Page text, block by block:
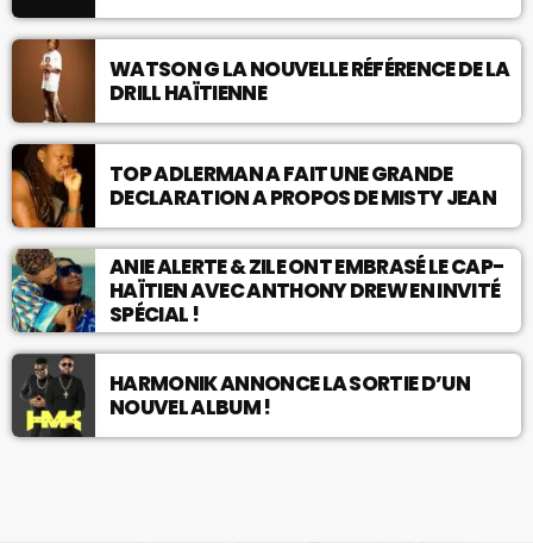
WATSON G LA NOUVELLE RÉFÉRENCE DE LA
DRILL HAÏTIENNE
TOP ADLERMAN A FAIT UNE GRANDE
DECLARATION A PROPOS DE MISTY JEAN
ANIE ALERTE & ZILE ONT EMBRASÉ LE CAP-
HAÏTIEN AVEC ANTHONY DREW EN INVITÉ
SPÉCIAL !
HARMONIK ANNONCE LA SORTIE D’UN
NOUVEL ALBUM !